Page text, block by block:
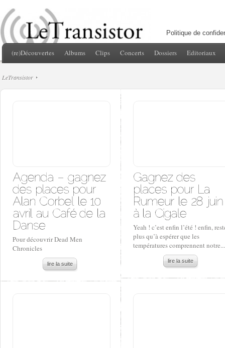
Politique de
(re)Découvertes Albums Clips Concerts Dossiers Editoriaux
LeTransistor
Pour découvrir Dead Men
Chronicles
lire la suite
Yeah ! c’est enfin l’été ! enfin,
plus qu’à espérer que les
températures comprennent notre...
lire la suite